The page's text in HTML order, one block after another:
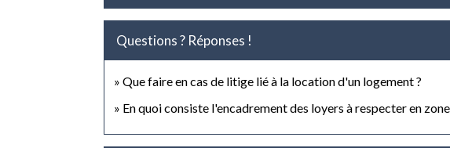
Questions ? Réponses !
Que faire en cas de litige lié à la location d'un logement ?
En quoi consiste l'encadrement des loyers à respecter en